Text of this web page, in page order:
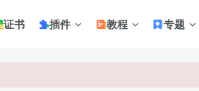
证书 插件 教程 专题